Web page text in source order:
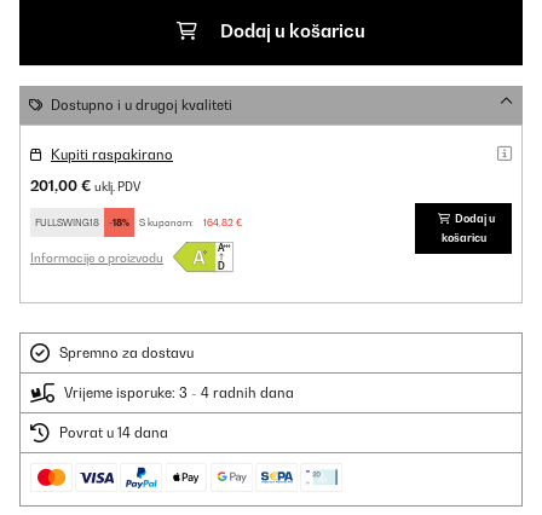
Dodaj u košaricu
Dostupno i u drugoj kvaliteti
Kupiti raspakirano
201,00 € uklj. PDV
FULLSWING18 -18% S kuponom: 164,82 €
Informacije o proizvodu
Dodaj u
košaricu
Spremno za dostavu
Vrijeme isporuke: 3 - 4 radnih dana
Povrat u 14 dana